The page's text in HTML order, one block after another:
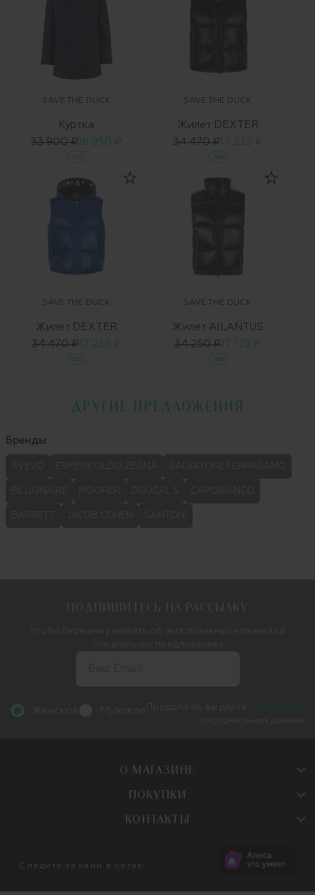
SAVE THE DUCK
Куртка
33 900 ₽16 950 ₽
-50%
SAVE THE DUCK
Жилет DEXTER
34 470 ₽17 235 ₽
-50%
SAVE THE DUCK
Жилет DEXTER
34 470 ₽17 235 ₽
-50%
SAVE THE DUCK
Жилет AILANTUS
34 250 ₽17 125 ₽
-50%
ДРУГИЕ ПРЕДЛОЖЕНИЯ
Бренды
О МАГАЗИНЕ
ПОКУПКИ
КОНТАКТЫ
Следите за нами в сетях: